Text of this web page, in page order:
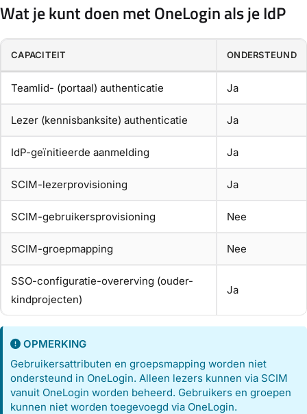
Wat je kunt doen met OneLogin als je IdP
CAPACITEIT ONDERSTEUND
Teamlid- (portaal) authenticatie Ja
Lezer (kennisbanksite) authenticatie Ja
IdP-geïnitieerde aanmelding Ja
SCIM-lezerprovisioning Ja
SCIM-gebruikersprovisioning Nee
SCIM-groepmapping Nee
SSO-configuratie-overerving (ouder-
kindprojecten)
Ja
OPMERKING
Gebruikersattributen en groepsmapping worden niet
ondersteund in OneLogin. Alleen lezers kunnen via SCIM
vanuit OneLogin worden beheerd. Gebruikers en groepen
kunnen niet worden toegevoegd via OneLogin.